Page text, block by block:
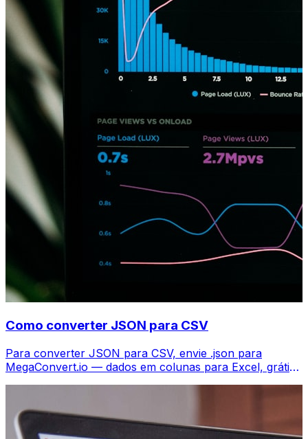
Como converter JSON para CSV
Para converter JSON para CSV, envie .json para
MegaConvert.io — dados em colunas para Excel, grátis,